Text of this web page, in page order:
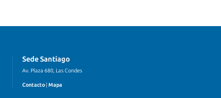
Sede Santiago
Av. Plaza 680, Las Condes
Contacto | Mapa